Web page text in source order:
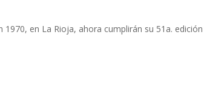
en La Rioja, ahora cumplirán su 51a.